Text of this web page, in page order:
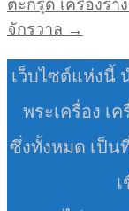
ตะกรุด เครื่องร
จักรวาล →
เว็บไซต์แห่งนี้
พระเครื่อง เ
ซึ่งทั้งหมด เป็น